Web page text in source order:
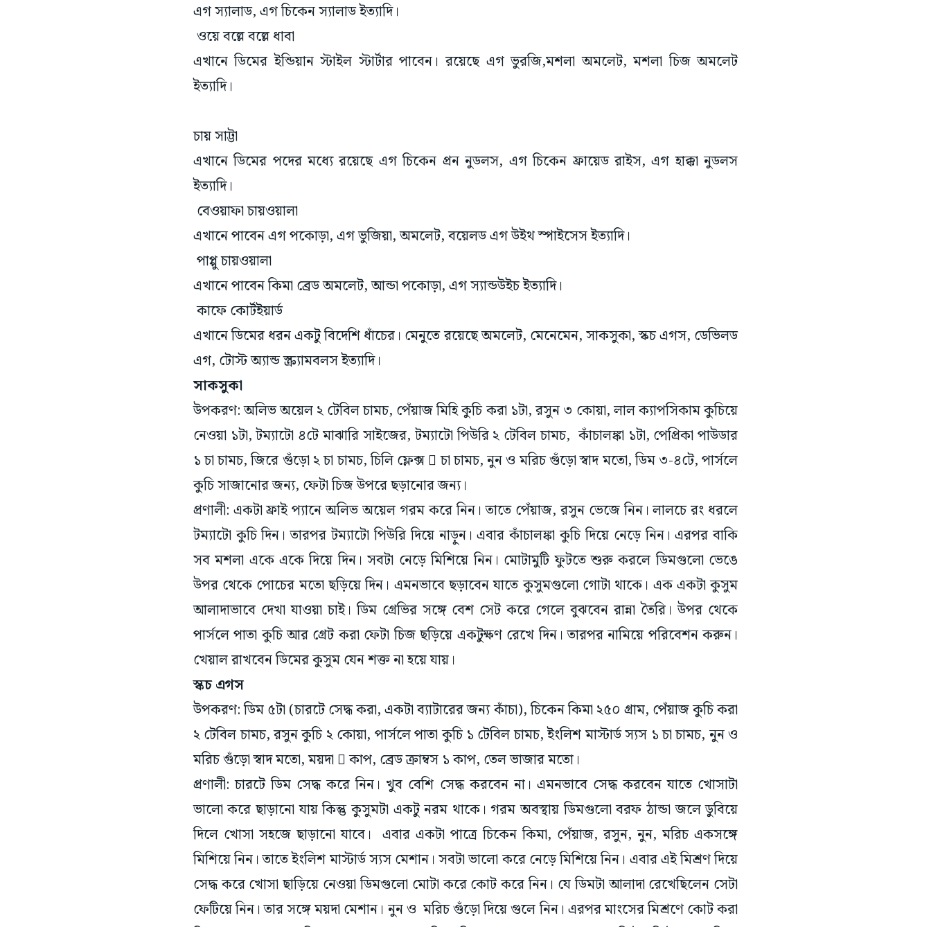
এগ স্যালাড, এগ চিকেন স্যালাড ইত্যাদি।
ওয়ে বল্লে বল্লে ধাবা
এখানে ডিমের ইন্ডিয়ান স্টাইল স্টার্টার পাবেন। রয়েছে এগ ভুরজি,মশলা অমলেট, মশলা চিজ অমলেট
ইত্যাদি।
চায় সাট্টা
এখানে ডিমের পদের মধ্যে রয়েছে এগ চিকেন প্রন নুডলস, এগ চিকেন ফ্রায়েড রাইস, এগ হাক্কা নুডলস
ইত্যাদি।
বেওয়াফা চায়ওয়ালা
এখানে পাবেন এগ পকোড়া, এগ ভুজিয়া, অমলেট, বয়েলড এগ উইথ স্পাইসেস ইত্যাদি।
পাপ্পু চায়ওয়ালা
এখানে পাবেন কিমা ব্রেড অমলেট, আন্ডা পকোড়া, এগ স্যান্ডউইচ ইত্যাদি।
কাফে কোর্টইয়ার্ড
এখানে ডিমের ধরন একটু বিদেশি ধাঁচের। মেনুতে রয়েছে অমলেট, মেনেমেন, সাকসুকা, স্কচ এগস, ডেভিলড
এগ, টোস্ট অ্যান্ড স্ক্র্যামবলস ইত্যাদি।
সাকসুকা
উপকরণ: অলিভ অয়েল ২ টেবিল চামচ, পেঁয়াজ মিহি কুচি করা ১টা, রসুন ৩ কোয়া, লাল ক্যাপসিকাম কুচিয়ে
নেওয়া ১টা, টম্যাটো ৪টে মাঝারি সাইজের, টম্যাটো পিউরি ২ টেবিল চামচ, কাঁচালঙ্কা ১টা, পেপ্রিকা পাউডার
১ চা চামচ, জিরে গুঁড়ো ২ চা চামচ, চিলি ফ্লেক্স  চা চামচ, নুন ও মরিচ গুঁড়ো স্বাদ মতো, ডিম ৩-৪টে, পার্সলে
কুচি সাজানোর জন্য, ফেটা চিজ উপরে ছড়ানোর জন্য।
প্রণালী: একটা ফ্রাই প্যানে অলিভ অয়েল গরম করে নিন। তাতে পেঁয়াজ, রসুন ভেজে নিন। লালচে রং ধরলে
টম্যাটো কুচি দিন। তারপর টম্যাটো পিউরি দিয়ে নাড়ুন। এবার কাঁচালঙ্কা কুচি দিয়ে নেড়ে নিন। এরপর বাকি
সব মশলা একে একে দিয়ে দিন। সবটা নেড়ে মিশিয়ে নিন। মোটামুটি ফুটতে শুরু করলে ডিমগুলো ভেঙে
উপর থেকে পোচের মতো ছড়িয়ে দিন। এমনভাবে ছড়াবেন যাতে কুসুমগুলো গোটা থাকে। এক একটা কুসুম
আলাদাভাবে দেখা যাওয়া চাই। ডিম গ্রেভির সঙ্গে বেশ সেট করে গেলে বুঝবেন রান্না তৈরি। উপর থেকে
পার্সলে পাতা কুচি আর গ্রেট করা ফেটা চিজ ছড়িয়ে একটুক্ষণ রেখে দিন। তারপর নামিয়ে পরিবেশন করুন।
খেয়াল রাখবেন ডিমের কুসুম যেন শক্ত না হয়ে যায়।
স্কচ এগস
উপকরণ: ডিম ৫টা (চারটে সেদ্ধ করা, একটা ব্যাটারের জন্য কাঁচা), চিকেন কিমা ২৫০ গ্রাম, পেঁয়াজ কুচি করা
২ টেবিল চামচ, রসুন কুচি ২ কোয়া, পার্সলে পাতা কুচি ১ টেবিল চামচ, ইংলিশ মাস্টার্ড স‌্যস ১ চা চামচ, নুন ও
মরিচ গুঁড়ো স্বাদ মতো, ময়দা  কাপ, ব্রেড ক্রাম্বস ১ কাপ, তেল ভাজার মতো।
প্রণালী: চারটে ডিম সেদ্ধ করে নিন। খুব বেশি সেদ্ধ করবেন না। এমনভাবে সেদ্ধ করবেন যাতে খোসাটা
ভালো করে ছাড়ানো যায় কিন্তু কুসুমটা একটু নরম থাকে। গরম অবস্থায় ডিমগুলো বরফ ঠান্ডা জলে ডুবিয়ে
দিলে খোসা সহজে ছাড়ানো যাবে। এবার একটা পাত্রে চিকেন কিমা, পেঁয়াজ, রসুন, নুন, মরিচ একসঙ্গে
মিশিয়ে নিন। তাতে ইংলিশ মাস্টার্ড স্যস মেশান। সবটা ভালো করে নেড়ে মিশিয়ে নিন। এবার এই মিশ্রণ দিয়ে
সেদ্ধ করে খোসা ছাড়িয়ে নেওয়া ডিমগুলো মোটা করে কোট করে নিন। যে ডিমটা আলাদা রেখেছিলেন সেটা
ফেটিয়ে নিন। তার সঙ্গে ময়দা মেশান। নুন ও মরিচ গুঁড়ো দিয়ে গুলে নিন। এরপর মাংসের মিশ্রণে কোট করা